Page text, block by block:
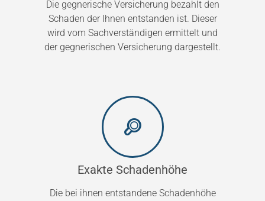
Die gegnerische Versicherung bezahlt den
Schaden der Ihnen entstanden ist. Dieser
wird vom Sachverständigen ermittelt und
der gegnerischen Versicherung dargestellt.
Exakte Schadenhöhe
Die bei ihnen entstandene Schadenhöhe